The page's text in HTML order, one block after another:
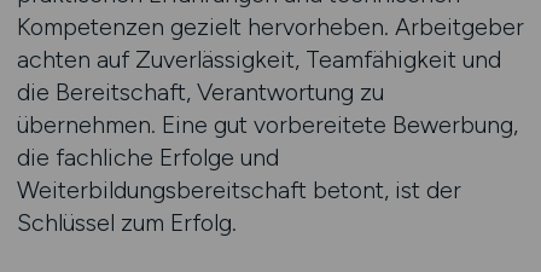
Kompetenzen gezielt hervorheben. Arbeitgeber
achten auf Zuverlässigkeit, Teamfähigkeit und
die Bereitschaft, Verantwortung zu
übernehmen. Eine gut vorbereitete Bewerbung,
die fachliche Erfolge und
Weiterbildungsbereitschaft betont, ist der
Schlüssel zum Erfolg.